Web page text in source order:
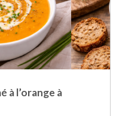
à l’orange à